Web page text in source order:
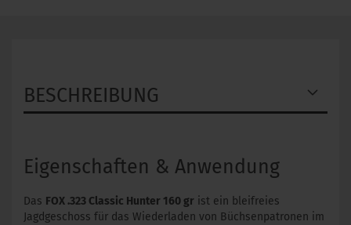
BESCHREIBUNG
Eigenschaften & Anwendung
Das FOX .323 Classic Hunter 160 gr ist ein bleifreies
Jagdgeschoss für das Wiederladen von Büchsenpatronen im